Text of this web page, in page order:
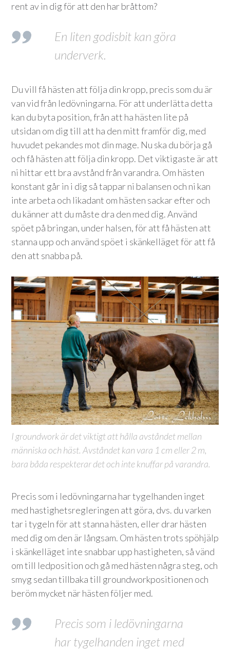
rent av in dig för att den har bråttom?
En liten godisbit kan göra
underverk.
Du vill få hästen att följa din kropp, precis som du är
van vid från ledövningarna. För att underlätta detta
kan du byta position, från att ha hästen lite på
utsidan om dig till att ha den mitt framför dig, med
huvudet pekandes mot din mage. Nu ska du börja gå
och få hästen att följa din kropp. Det viktigaste är att
ni hittar ett bra avstånd från varandra. Om hästen
konstant går in i dig så tappar ni balansen och ni kan
inte arbeta och likadant om hästen sackar efter och
du känner att du måste dra den med dig. Använd
spöet på bringan, under halsen, för att få hästen att
stanna upp och använd spöet i skänkelläget för att få
den att snabba på.
I groundwork är det viktigt att hålla avståndet mellan
människa och häst. Avståndet kan vara 1 cm eller 2 m,
bara båda respekterar det och inte knuffar på varandra.
Precis som i ledövningarna har tygelhanden inget
med hastighetsregleringen att göra, dvs. du varken
tar i tygeln för att stanna hästen, eller drar hästen
med dig om den är långsam. Om hästen trots spöhjälp
i skänkelläget inte snabbar upp hastigheten, så vänd
om till ledposition och gå med hästen några steg, och
smyg sedan tillbaka till groundworkpositionen och
beröm mycket när hästen följer med.
Precis som i ledövningarna
har tygelhanden inget med